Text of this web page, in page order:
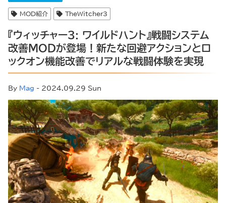
MOD紹介 TheWitcher3
『ウィッチャー3: ワイルドハント』戦闘システム
改善MODが登場！新たな回避アクションとロ
ックオン機能改善でリアルな戦闘体験を実現
By Mag - 2024.09.29 Sun